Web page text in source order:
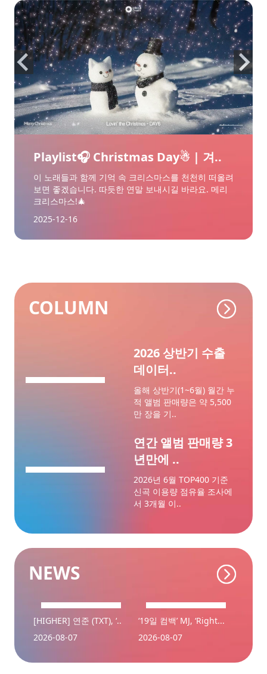
Playlist🎧 Christmas Day☃︎ | 겨..
이 노래들과 함께 기억 속 크리스마스를 천천히 떠올려
보면 좋겠습니다. 따듯한 연말 보내시길 바라요. 메리
크리스마스!🎄
2025-12-16
COLUMN
2026 상반기 수출
데이터..
올해 상반기(1~6월) 월간 누
적 앨범 판매량은 약 5,500
만 장을 기..
연간 앨범 판매량 3
년만에 ..
2026년 6월 TOP400 기준
신곡 이용량 점유율 조사에
서 3개월 이..
NEWS
[HIGHER] 연준 (TXT), ‘..
2026-08-07
‘19일 컴백’ MJ, ‘Right...
2026-08-07